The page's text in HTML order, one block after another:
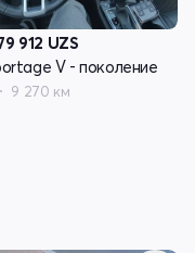
912 UZS
V - поколение
9 270 км